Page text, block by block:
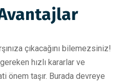
çıkacağını bilemezsiniz!
hızlı kararlar ve
önem taşır. Burada devreye